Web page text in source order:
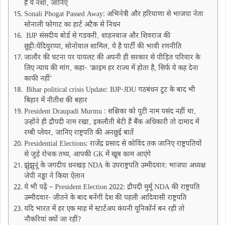
है ये नशा‚ जानिए
Sonali Phogat Passed Away: अभिनेत्री और हरियाणा से भाजपा नेता
सोनाली फोगाट का हार्ट अटैक से निधन
BJP संसदीय बोर्ड से गडकरी‚ शाहनवाज और शिवराज की
छुट्टीःयेदियुरप्पा, सोनोवाल शामिल‚ ये है पार्टी की भावी रणनीति
जालौर की घटना पर पायलट की अपनी ही सरकार से पीड़ित परिवार के
लिए न्याय की मांग‚ कहा- ‘क्राइम हर राज्य में होता है, सिर्फ ये कह देना
काफी नहीं’
Bihar political crisis Update: BJP-JDU गठबंधन टूट के बाद भी
बिहार में नीतीश की बहार
President Draupadi Murmu : शक्षिका को पुटी नाम पसंद नहीं था‚
उन्होंने ही द्रौपदी नाम रखा‚ इकलौती बेटी हैं बैंक अधिकारी तो दामाद में
रग्बी प्लेयर‚ जानिए राष्ट्रपति की अनछुई बातें
Presidential Elections: राजेंद्र प्रसाद से कोविंद तक जानिए राष्ट्रपतियों
से जुड़े रोचक तथ्य, आपकी GK में खूब काम आएंगे
झुंझुनूं के जगदीप धनखड़ NDA के उपराष्ट्रपति उम्मीदवार: भाजपा अध्यक्ष
जेपी नड्डा ने किया ऐलान
ये भी पढ़ें – President Election 2022: द्रौपदी मुर्मू NDA की राष्ट्रपति
उम्मीदवार- जीतने के बाद बनेंगी देश की पहली आदिवासी राष्ट्रपति
यदि भारत में हर एक माह में स्टार्टअप कंपनी यूनिकॉर्न बन रही तो
नौकरियां क्यों जा रहीं?